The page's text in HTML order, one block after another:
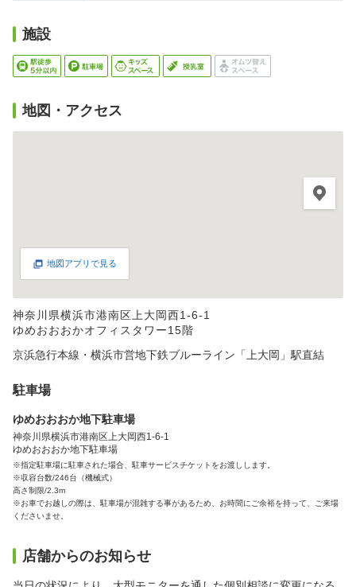
施設
地図・アクセス
地図アプリで見る
神奈川県横浜市港南区上大岡西1-6-1
ゆめおおおかオフィスタワー15階
京浜急行本線・横浜市営地下鉄ブルーライン「上大岡」駅直結
駐車場
ゆめおおおか地下駐車場
神奈川県横浜市港南区上大岡西1-6-1
ゆめおおおか地下駐車場
※指定駐車場に駐車された場合、駐車サービスチケットをお渡しします。
※収容台数/246台（機械式）
高さ制限/2.3m
※お車でお越しの際は、駐車場が混雑する事があるため、お時間にご余裕を持って、ご来場
くださいませ。
店舗からのお知らせ